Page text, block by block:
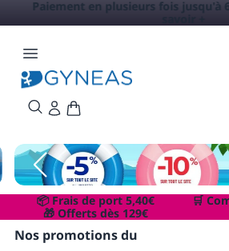
Paiement en plusieurs fois jusqu'à
📦 Frais de port 5,40€
🎁 Offerts dès 129€
🛒
Nos promotions du